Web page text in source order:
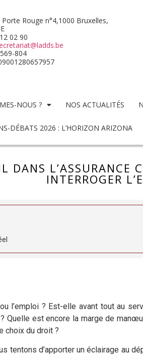
Porte Rouge n°4,1000 Bruxelles,
02 90
804
NOUS ? NOS ACTUALITÉS
DÉBATS 2026 : L’HORIZON ARIZONA
DANS L’ASSURANCE
INTERROGER
l’emploi ? Est-elle avant tout au
Quelle est encore la marge de
choix du droit ?
tentons d’apporter un éclairage au